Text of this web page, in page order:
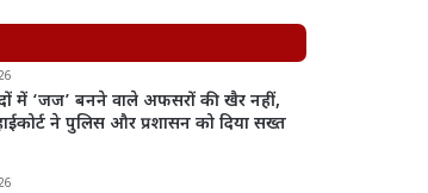
में ‘जज’ बनने वाले अफसरों की खैर नहीं,
ने पुलिस और प्रशासन को दिया सख्त